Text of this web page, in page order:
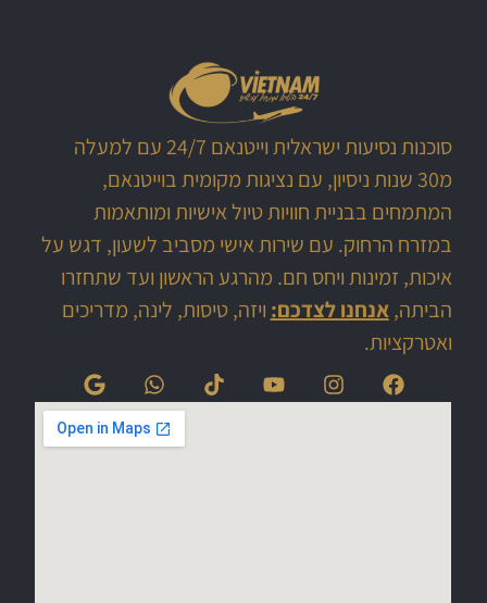
סוכנות נסיעות ישראלית וייטנאם 24/7 עם למעלה
מ30 שנות ניסיון, עם נציגות מקומית בוייטנאם,
המתמחים בבניית חוויות טיול אישיות ומותאמות
במזרח הרחוק. עם שירות אישי מסביב לשעון, דגש על
איכות, זמינות ויחס חם. מהרגע הראשון ועד שתחזרו
הביתה,אנחנו לצדכם: ויזה, טיסות, לינה, מדריכים
ואטרקציות.